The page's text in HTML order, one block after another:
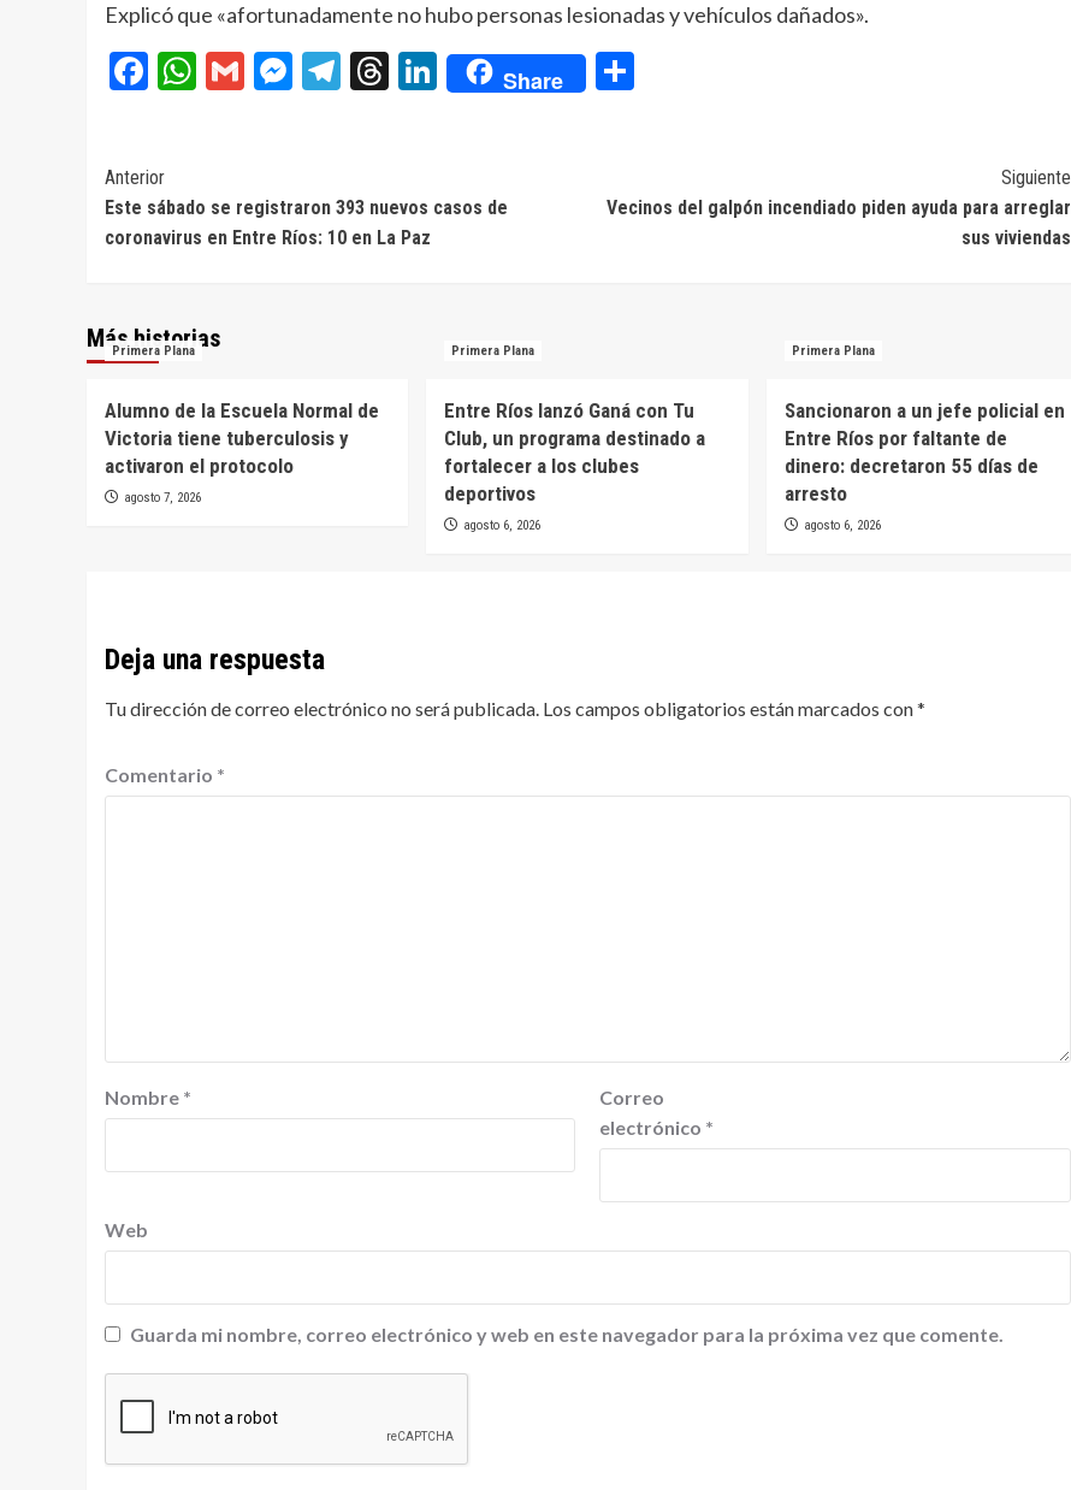
Explicó que «afortunadamente no hubo personas lesionadas y vehículos dañados».
Facebook
WhatsApp
GmailMessenger
Telegram
Threads
LinkedIn
Share
Navegación
de
Anterior
Este sábado se registraron 393 nuevos casos de
coronavirus en Entre Ríos: 10 en La Paz
Siguiente
Vecinos del galpón incendiado piden ayuda para arreglar
sus viviendas
Más historias
Primera Plana
Alumno de la Escuela Normal de
Victoria tiene tuberculosis y
activaron el protocolo
agosto 7, 2026
Primera Plana
Entre Ríos lanzó Ganá con Tu
Club, un programa destinado a
fortalecer a los clubes
deportivos
agosto 6, 2026
Primera Plana
Sancionaron a un jefe policial en
Entre Ríos por faltante de
dinero: decretaron 55 días de
arresto
agosto 6, 2026
Deja una respuesta
Tu dirección de correo electrónico no será publicada. Los campos obligatorios están marcados con*
Comentario *
Nombre *
Correo
electrónico *
Web
Guarda mi nombre, correo electrónico y web en este navegador para la próxima vez que comente.